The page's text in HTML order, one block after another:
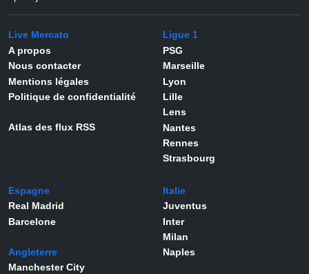
Live Mercato
A propos
Nous contacter
Mentions légales
Politique de confidentialité
Atlas des flux RSS
Ligue 1
PSG
Marseille
Lyon
Lille
Lens
Nantes
Rennes
Strasbourg
Espagne
Real Madrid
Barcelone
Angleterre
Manchester City
Italie
Juventus
Inter
Milan
Naples